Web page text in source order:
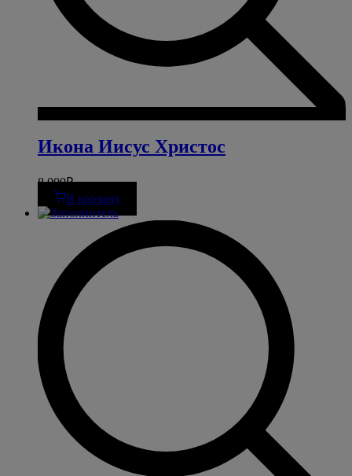
Икона Иисус Христос
8 000₽
В корзину